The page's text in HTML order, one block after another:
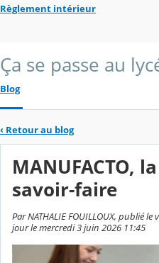
Règlement intérieur
Ça se passe au
Blog
‹ Retour au blog
MANUFACTO,
savoir-faire
Par NATHALIE FOUILLOUX, publié
jour le mercredi 3 juin 2026 11:45